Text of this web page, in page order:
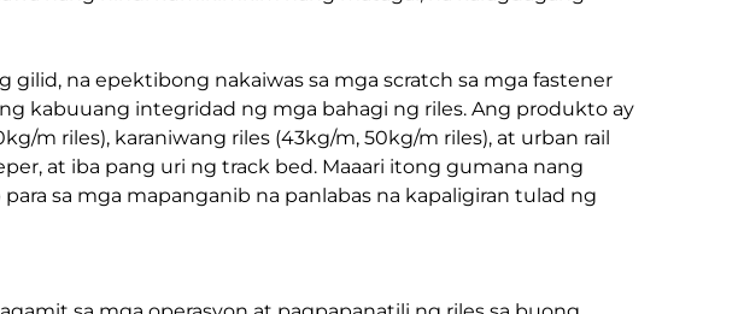
na epektibong nakaiwas sa mga scratch sa mga fastener
kabuuang integridad ng mga bahagi ng riles. Ang produkto ay
m riles), karaniwang riles (43kg/m, 50kg/m riles), at urban rail
at iba pang uri ng track bed. Maaari itong gumana nang
sa mga mapanganib na panlabas na kapaligiran tulad ng